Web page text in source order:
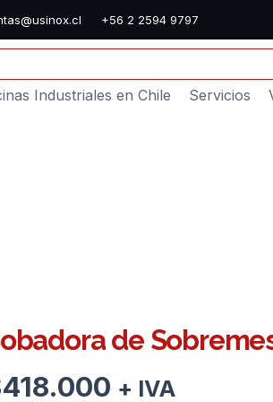
+56 2 2594 9797
Industriales en Chile
Servicios
de
418.000 + IVA